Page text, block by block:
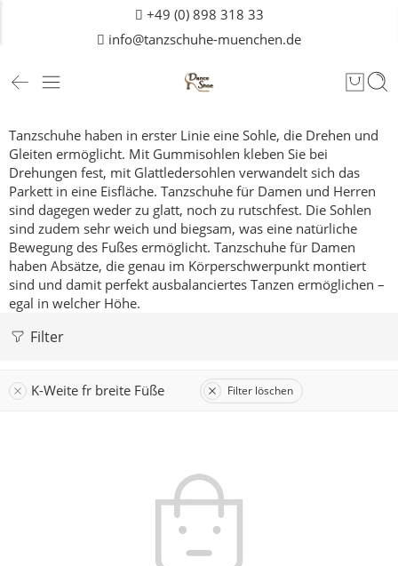
+49 (0) 898 318 33
info@tanzschuhe-muenchen.de
Tanzschuhe haben in erster Linie eine Sohle, die Drehen und
Gleiten ermöglicht. Mit Gummisohlen kleben Sie bei
Drehungen fest, mit Glattledersohlen verwandelt sich das
Parkett in eine Eisfläche. Tanzschuhe für Damen und Herren
sind dagegen weder zu glatt, noch zu rutschfest. Die Sohlen
sind zudem sehr weich und biegsam, was eine natürliche
Bewegung des Fußes ermöglicht. Tanzschuhe für Damen
haben Absätze, die genau im Körperschwerpunkt montiert
sind und damit perfekt ausbalanciertes Tanzen ermöglichen –
egal in welcher Höhe.
Filter
K-Weite fr breite Füße Filter löschen